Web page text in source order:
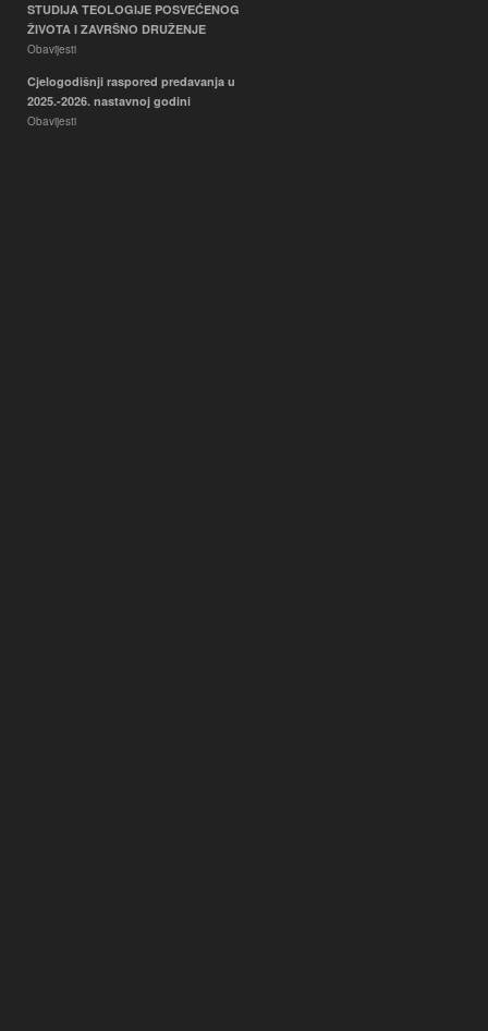
STUDIJA TEOLOGIJE POSVEĆENOG
ŽIVOTA I ZAVRŠNO DRUŽENJE
Obavijesti
Cjelogodišnji raspored predavanja u
2025.-2026. nastavnoj godini
Obavijesti